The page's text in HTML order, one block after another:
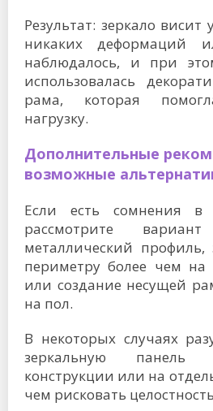
Результат: зеркало висит
никаких деформаций
наблюдалось, и при
использовалась
рама, которая
нагрузку.
Дополнительные
возможные
Если есть сомнения в
рассмотрите
металлический
периметру более чем на
или создание несущей
на пол.
В некоторых случаях
зеркальную панель
конструкции или на
чем рисковать